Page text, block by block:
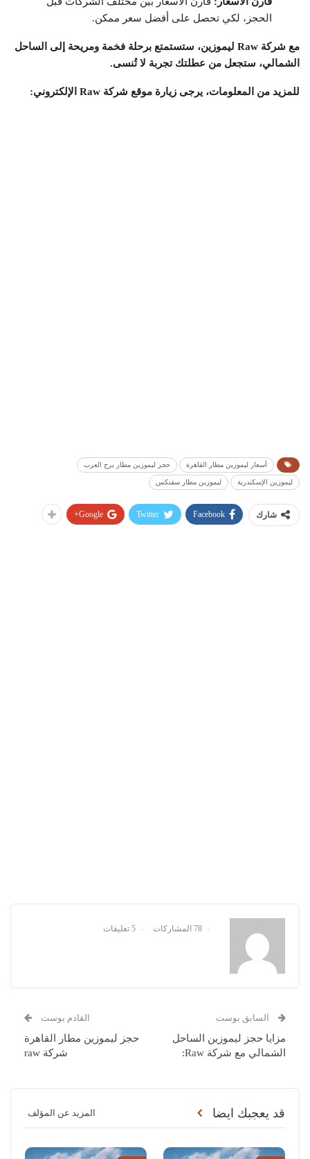
الحجز، لكي تحصل على أفضل سعر ممكن.
مع شركة Raw ليموزين، ستستمتع برحلة فخمة ومريحة إلى الساحل
الشمالي، ستجعل من عطلتك تجربة لا تُنسى.
للمزيد من المعلومات، يرجى زيارة موقع شركة Raw الإلكتروني:
أسعار ليموزين مطار القاهرة حجز ليموزين مطار برج العرب
ليموزين الإسكندرية ليموزين مطار سفنكس
شارك Facebook
Twitter
Google+
78 المشاركات 5 تعليقات
السابق بوست
مزايا حجز ليموزين الساحل
الشمالي مع شركة Raw:
القادم بوست
حجز ليموزين مطار القاهرة
شركة raw
قد يعجبك ايضا المزيد عن المؤلف